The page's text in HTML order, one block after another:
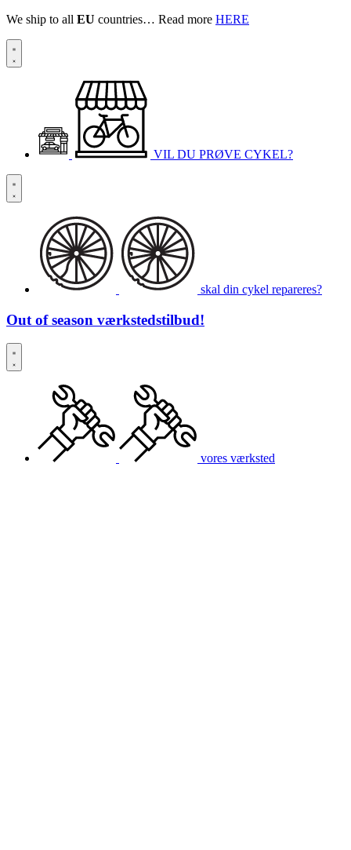
We ship to all EU countries… Read more HERE
VIL DU PRØVE CYKEL?
skal din cykel repareres?
Out of season værkstedstilbud!
vores værksted